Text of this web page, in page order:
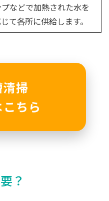
などで加熱された水を
て各所に供給します。
掃
ちら
？